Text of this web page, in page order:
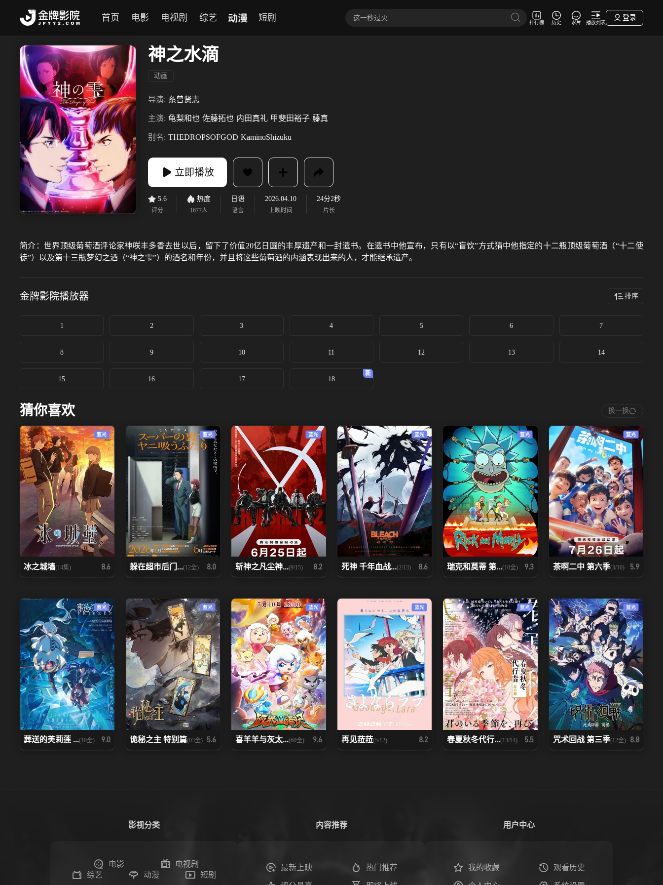
首页 电影 电视剧 综艺 动漫 短剧 排行榜 历史 求片 播放列表
登录
神之水滴
动画
导演: 糸曾贤志
主演: 龟梨和也 佐藤拓也 内田真礼 甲斐田裕子 藤真
别名: THEDROPSOFGOD KaminoShizuku
立即播放
5.6
评分
热度
1677人
日语
语言
2026.04.10
上映时间
24分2秒
片长
简介：世界顶级葡萄酒评论家神咲丰多香去世以后，留下了价值20亿日圆的丰厚遗产和一封遗书。在遗书中他宣布，只有以“盲饮”方式猜中他指定的十二瓶顶级葡萄酒（“十二使
徒”）以及第十三瓶梦幻之酒（“神之雫”）的酒名和年份，并且将这些葡萄酒的内涵表现出来的人，才能继承遗产。
金牌影院播放器 排序
1 2 3 4 5 6 7
8 9 10 11 12 13 14
15 16 17 18
猜你喜欢 换一换
蓝光
冰之城墙(14集) 8.6
蓝光
躲在超市后门...(12全) 8.0
蓝光
斩神之凡尘神...(9/15) 8.2
蓝光
死神 千年血战...(2/13) 8.6
蓝光
瑞克和莫蒂 第...(10全) 9.3
蓝光
茶啊二中 第六季(3/10) 5.9
蓝光
葬送的芙莉莲 ...(10全) 9.0
蓝光
诡秘之主 特别篇(03全) 5.6
蓝光
喜羊羊与灰太...(60全) 9.6
蓝光
再见菈菈(5/12) 8.2
蓝光
春夏秋冬代行...(13/14) 5.5
蓝光
咒术回战 第三季(12全) 8.8
影视分类
电影
电视剧
综艺
动漫 短剧
内容推荐
最新上映 热门推荐
用户中心
我的收藏 观看历史